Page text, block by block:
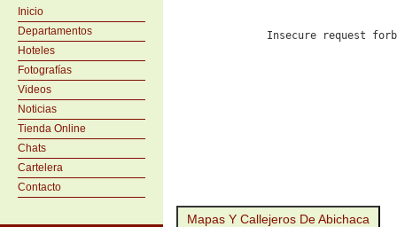
Inicio
Departamentos
Hoteles
Fotografías
Videos
Noticias
Tienda Online
Chats
Cartelera
Contacto
Insecure request
Mapas Y Callejeros De Abichaca